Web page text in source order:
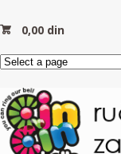
0,00 din